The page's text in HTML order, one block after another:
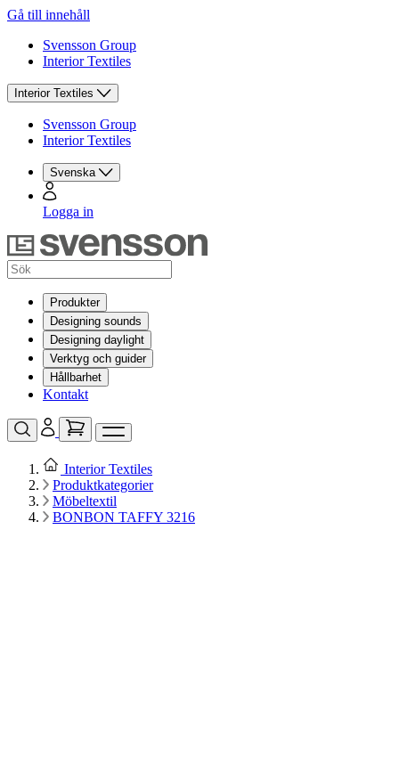
Gå till innehåll
Svensson Group
Interior Textiles
Interior Textiles
Svensson Group
Interior Textiles
Svenska
Logga in
Produkter
Designing sounds
Designing daylight
Verktyg och guider
Hållbarhet
Kontakt
Interior Textiles
Produktkategorier
Möbeltextil
BONBON TAFFY 3216